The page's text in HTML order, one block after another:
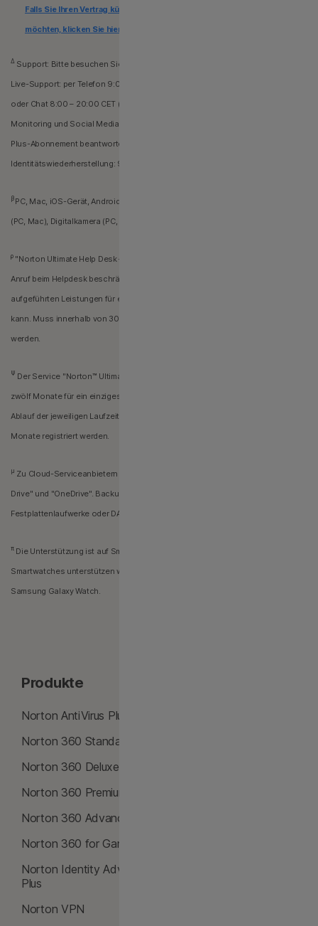
Falls Sie Ihren Vertrag kündigen oder eine Rückerstattung beantragen
möchten, klicken Sie hier.
Δ Support: Bitte besuchen Sie unsere
Live-Support: per Telefon 9:00 – 20:00 CET (Mo-Do), 9:30 – 20:00 CET (Fr)
oder Chat 8:00 – 20:00 CET (Mo-Fr). Unser Team kann Ihre Fragen zu Dark Web
Monitoring und Social Media Monitoring und Ihrem Norton Identity Advisor
Plus-Abonnement beantworten. Spezialisten für die
Identitätswiederherstellung: 9:00 – 20:00 CET (Mo-Do), 9:30 – 20:00 CET (Fr).
β PC, Mac, iOS-Gerät, Android-Gerät, Heimnetzwerk, Drucker (PC, Mac), Scanner
(PC, Mac), Digitalkamera (PC, Mac), MP4-Player (PC, Mac).
ρ"Norton Ultimate Help Desk – Single Use" (kein Abonnement) ist auf einen
Anruf beim Helpdesk beschränkt, bei dem eine beliebige Anzahl der
aufgeführten Leistungen für ein einziges Gerät in Anspruch genommen werden
kann. Muss innerhalb von 30 Tagen ab Kaufdatum in Anspruch genommen
werden.
Ψ Der Service "Norton™ Ultimate Help Desk – 1 Gerät" kann jeweils für
zwölf Monate für ein einziges Gerät in Anspruch genommen werden. Nach
Ablauf der jeweiligen Laufzeit kann ein neues Gerät für die nächsten zwölf
Monate registriert werden.
μ Zu Cloud-Serviceanbietern zählen unter anderem "Box", "Dropbox", "Google
Drive" und "OneDrive". Backups auf Ihrem lokalen Laufwerk sind auf externe
Festplattenlaufwerke oder DAS (Direct Attached Storage) beschränkt.
πDie Unterstützung ist auf Smart-TVs und Smartwatches beschränkt. Für
Smartwatches unterstützen wir beliebte Marken wie die Apple Watch und die
Samsung Galaxy Watch.
Produkte
Norton AntiVirus Plus
Norton 360 Standard
Norton 360 Deluxe
Norton 360 Premium
Norton 360 Advanced
Norton 360 for Gamers
Norton Identity Advisor
Plus
Norton VPN